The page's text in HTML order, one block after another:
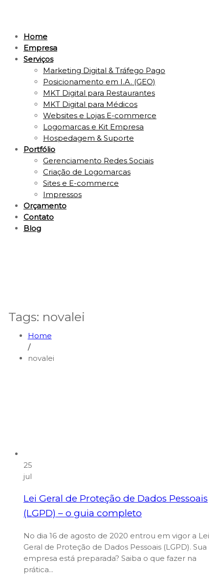
Home
Empresa
Serviços
Marketing Digital & Tráfego Pago
Posicionamento em I.A. (GEO)
MKT Digital para Restaurantes
MKT Digital para Médicos
Websites e Lojas E-commerce
Logomarcas e Kit Empresa
Hospedagem & Suporte
Portfólio
Gerenciamento Redes Sociais
Criação de Logomarcas
Sites e E-commerce
Impressos
Orçamento
Contato
Blog
Tags: novalei
Home
/
novalei
25
jul
Lei Geral de Proteção de Dados Pessoais
(LGPD) – o guia completo
No dia 16 de agosto de 2020 entrou em vigor a Lei
Geral de Proteção de Dados Pessoais (LGPD). Sua
empresa está preparada? Saiba o que fazer na
prática...